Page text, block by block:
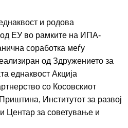
и родова
од ЕУ во рамките на ИПА-
соработка меѓу
од Здружението за
еднаквост Акција
со Косовскиот
Институтот за развој
Центар за советување и